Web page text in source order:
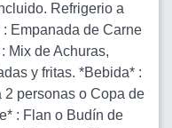
Refrigerio a
Empanada de Carne
Mix de Achuras,
y fritas. *Bebida* :
2 personas o Copa de
: Flan o Budín de